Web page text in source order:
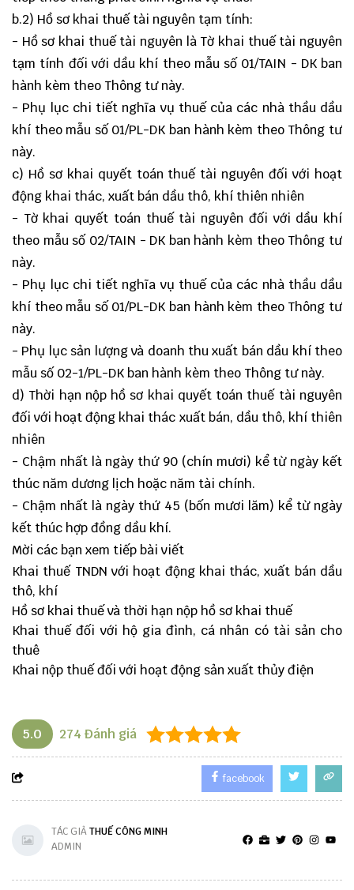
b.2) Hồ sơ khai thuế tài nguyên tạm tính:
- Hồ sơ khai thuế tài nguyên là Tờ khai thuế tài nguyên
tạm tính đối với dầu khí theo mẫu số 01/TAIN - DK ban
hành kèm theo Thông tư này.
- Phụ lục chi tiết nghĩa vụ thuế của các nhà thầu dầu
khí theo mẫu số 01/PL-DK ban hành kèm theo Thông tư
này.
c) Hồ sơ khai quyết toán thuế tài nguyên đối với hoạt
động khai thác, xuất bán dầu thô, khí thiên nhiên
- Tờ khai quyết toán thuế tài nguyên đối với dầu khí
theo mẫu số 02/TAIN - DK ban hành kèm theo Thông tư
này.
- Phụ lục chi tiết nghĩa vụ thuế của các nhà thầu dầu
khí theo mẫu số 01/PL-DK ban hành kèm theo Thông tư
này.
- Phụ lục sản lượng và doanh thu xuất bán dầu khí theo
mẫu số 02-1/PL-DK ban hành kèm theo Thông tư này.
d) Thời hạn nộp hồ sơ khai quyết toán thuế tài nguyên
đối với hoạt động khai thác xuất bán, dầu thô, khí thiên
nhiên
- Chậm nhất là ngày thứ 90 (chín mươi) kể từ ngày kết
thúc năm dương lịch hoặc năm tài chính.
- Chậm nhất là ngày thứ 45 (bốn mươi lăm) kể từ ngày
kết thúc hợp đồng dầu khí.
Mời các bạn xem tiếp bài viết
Khai thuế TNDN với hoạt động khai thác, xuất bán dầu
thô, khí
Hồ sơ khai thuế và thời hạn nộp hồ sơ khai thuế
Khai thuế đối với hộ gia đình, cá nhân có tài sản cho
thuê
Khai nộp thuế đối với hoạt động sản xuất thủy điện
5.0 274 Đánh giá
facebook
TÁC GIẢTHUẾ CÔNG MINH
ADMIN